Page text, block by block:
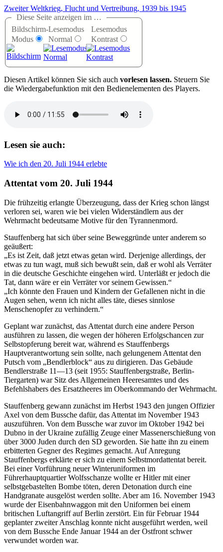
Zweiter Weltkrieg, Flucht und Vertreibung, 1939 bis 1945
Diese Seite anzeigen im …
Bildschirm-
Modus
Lesemodus
Normal
Lesemodus
Kontrast
Diesen Artikel können Sie sich auch vorlesen lassen. Steuern Sie
die Wiedergabefunktion mit den Bedienelementen des Players.
Lesen sie auch:
Wie ich den 20. Juli 1944 erlebte
Attentat vom 20. Juli 1944
Die frühzeitig erlangte Überzeugung, dass der Krieg schon längst
verloren sei, waren wie bei vielen Widerständlern aus der
Wehrmacht bedeutsame Motive für den Tyrannenmord.
Stauffenberg hat sich über seine Beweggründe unter anderem so
geäußert:
Es ist Zeit, daß jetzt etwas getan wird. Derjenige allerdings, der
etwas zu tun wagt, muß sich bewußt sein, daß er wohl als Verräter
in die deutsche Geschichte eingehen wird. Unterläßt er jedoch die
Tat, dann wäre er ein Verräter vor seinem Gewissen.
Ich könnte den Frauen und Kindern der Gefallenen nicht in die
Augen sehen, wenn ich nicht alles täte, dieses sinnlose
Menschenopfer zu verhindern.
Geplant war zunächst, das Attentat durch eine andere Person
ausführen zu lassen, die wegen der höheren Erfolgschancen zur
Selbstopferung bereit war, während es Stauffenbergs
Hauptverantwortung sein sollte, nach gelungenem Attentat den
Putsch vom
Bendlerblock
aus zu dirigieren. Das Gebäude
Bendlerstraße 11—13 (seit 1955: Stauffenbergstraße, Berlin-
Tiergarten) war Sitz des Allgemeinen Heeresamtes und des
Befehlshabers des Ersatzheeres im Oberkommando der Wehrmacht.
Stauffenberg gewann zunächst im Herbst 1943 den jungen Offizier
Axel von dem Bussche dafür, das Attentat im November 1943
auszuführen. Von dem Bussche war zuvor im Oktober 1942 bei
Dubno in der Ukraine zufällig Zeuge einer Massenerschießung von
über 3000 Juden durch den SD geworden. Sie hatte ihn zu einem
erbitterten Gegner des Regimes gemacht. Auf Anregung
Stauffenbergs erklärte er sich zu einem Selbstmordattentat bereit.
Bei einer Vorführung neuer Winteruniformen im
Führerhauptquartier Wolfsschanze wollte er Hitler mit einer
selbstgebastelten Bombe töten, deren Detonation durch eine
Handgranate ausgelöst werden sollte. Aber am 16. November 1943
wurde der Eisenbahnwaggon mit den Uniformen bei einem
britischen Luftangriff auf Berlin zerstört. Ein für Februar 1944
geplanter zweiter Anschlag konnte nicht ausgeführt werden, weil
von dem Bussche Ende Januar 1944 an der Ostfront schwer
verwundet worden war.